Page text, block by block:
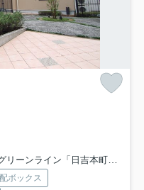
リーンライン「日吉本町」駅 徒歩13分
ボックス